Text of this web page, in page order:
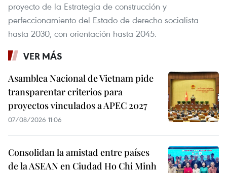
proyecto de la Estrategia de construcción y
perfeccionamiento del Estado de derecho socialista
hasta 2030, con orientación hasta 2045.
VER MÁS
Asamblea Nacional de Vietnam pide
transparentar criterios para
proyectos vinculados a APEC 2027
07/08/2026 11:06
Consolidan la amistad entre países
de la ASEAN en Ciudad Ho Chi Minh